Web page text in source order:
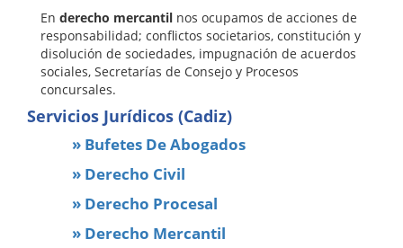
En derecho mercantil nos ocupamos de acciones de
responsabilidad; conflictos societarios, constitución y
disolución de sociedades, impugnación de acuerdos
sociales, Secretarías de Consejo y Procesos
concursales.
Servicios Jurídicos (Cadiz)
» Bufetes De Abogados
» Derecho Civil
» Derecho Procesal
» Derecho Mercantil